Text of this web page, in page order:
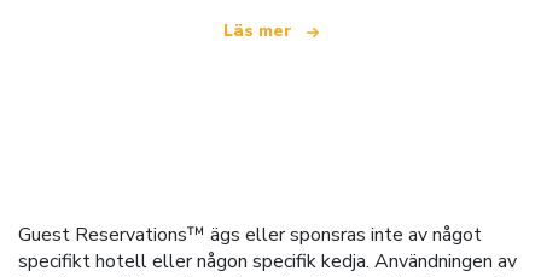
Läs mer
Guest Reservations™ ägs eller sponsras inte av något
specifikt hotell eller någon specifik kedja. Användningen av